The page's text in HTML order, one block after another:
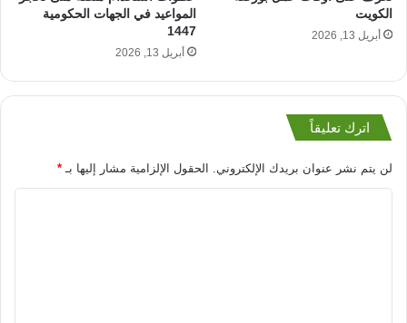
الكويت
أبريل 13, 2026
المواعيد في الجهات الحكومية
1447
أبريل 13, 2026
اترك تعليقاً
لن يتم نشر عنوان بريدك الإلكتروني. الحقول الإلزامية مشار إليها بـ *